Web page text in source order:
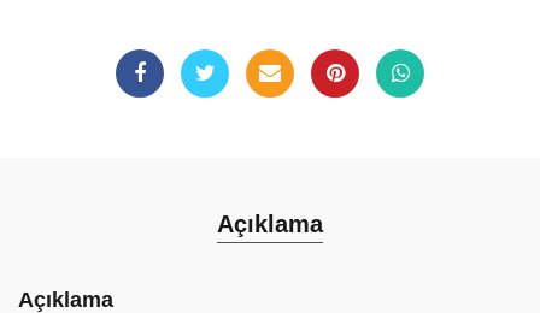
Açıklama
Açıklama